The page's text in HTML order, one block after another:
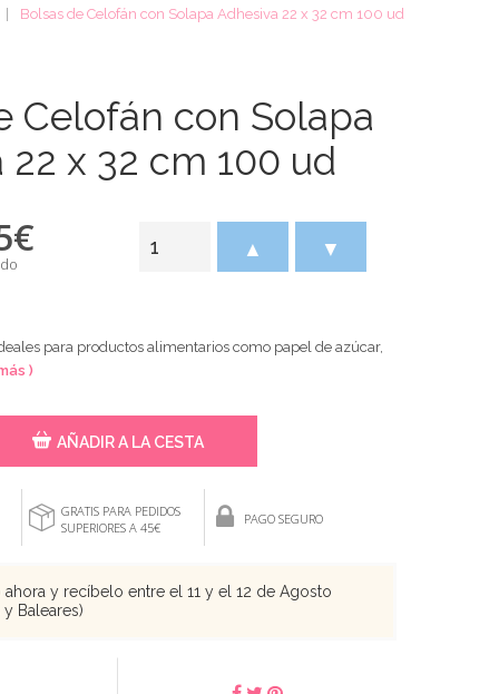
Bolsas de Celofán con Solapa Adhesiva 22 x 32 cm 100 ud
Celofán con Solapa
22 x 32 cm 100 ud
€ ▲ ▼
para productos alimentarios como papel de azúcar,
)
AÑADIR A LA CESTA
GRATIS PARA PEDIDOS
SUPERIORES A 45€
PAGO SEGURO
ahora y recíbelo entre el 11 y el 12 de Agosto
Baleares)